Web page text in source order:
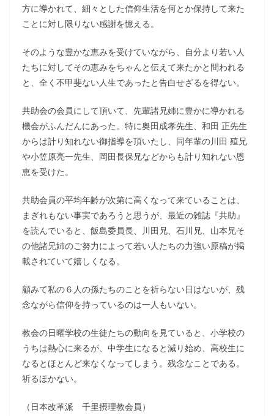
方に導かれて、細々とした信仰生活を何とか保持して来た
ことに対し限りない感謝を憶える。
そのような豊かな恵みを受けていながら、自分より若い人
たちに対してその恵みをちゃんと伝えて来たかと問われる
と、全く不甲斐ない人生であったと告白せざるを得ない。
共助会の会員にして頂いて、先輩諸兄姉に豊かに導かれる
機会がふんだんにあった。特に奥田成孝先生、和田 正先生
からは計り知れない御指導を頂いたし、同年輩の川田 殖兄
や小笠原亮一先生、岡田長保兄などからも計り知れない恩
恵を受けた。
共助会員の平均年齢が次第に高くなって来ていることは、
まぎれもない事実であろうと思うが、最近の雑誌『共助』
を読んでいると、飯島委員長、川田兄、石川兄、山本兄そ
の他諸兄姉のご努力によって若い人たちの力強い原稿が掲
載されていて嬉しくなる。
顧みて私の６人の孫たちのことを祈らない日はないが、残
念ながら信仰を持っているのは一人もいない。
教会の日曜学校の生徒たちの動向を見ていると、小学校の
うちは熱心に来るが、中学生になると減り始め、高校生に
なるとほとんど来なくなってしまう。残念なことである。
祈るほかない。
（日本改革派 千里摂理教会員）